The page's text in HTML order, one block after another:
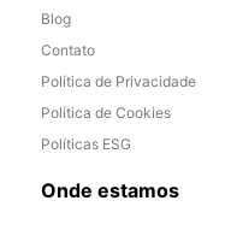
Blog
Contato
Política de Privacidade
Política de Cookies
Políticas ESG
Onde estamos